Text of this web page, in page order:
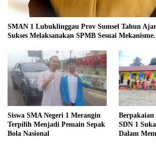
SMAN 1 Lubuklinggau Prov Sumsel Tahun
Sukses Melaksanakan SPMB Sesuai Mekanisme.
Siswa SMA Negeri 1 Merangin
Terpilih Menjadi Pemain Sepak
Bola Nasional
Berpakaian
SDN 1
Dalam